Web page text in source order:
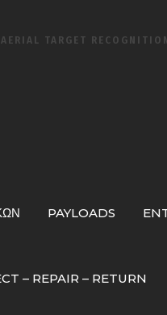
AERIAL TARGET
PAYLOADS
– REPAIR – RETURN